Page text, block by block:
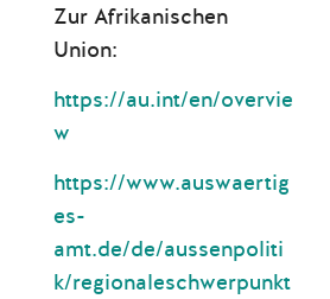
Zur Afrikanischen
Union:
https://au.int/en/overvie
w
https://www.auswaertig
es-
amt.de/de/aussenpoliti
k/regionaleschwerpunkt